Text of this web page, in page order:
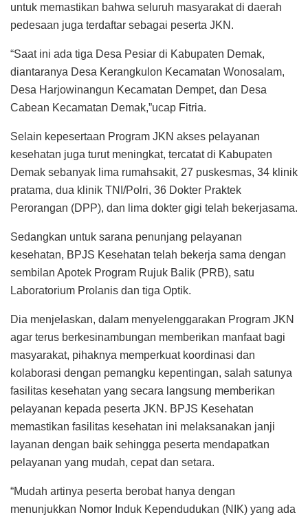
untuk memastikan bahwa seluruh masyarakat di daerah
pedesaan juga terdaftar sebagai peserta JKN.
“Saat ini ada tiga Desa Pesiar di Kabupaten Demak,
diantaranya Desa Kerangkulon Kecamatan Wonosalam,
Desa Harjowinangun Kecamatan Dempet, dan Desa
Cabean Kecamatan Demak,”ucap Fitria.
Selain kepesertaan Program JKN akses pelayanan
kesehatan juga turut meningkat, tercatat di Kabupaten
Demak sebanyak lima rumahsakit, 27 puskesmas, 34 klinik
pratama, dua klinik TNI/Polri, 36 Dokter Praktek
Perorangan (DPP), dan lima dokter gigi telah bekerjasama.
Sedangkan untuk sarana penunjang pelayanan
kesehatan, BPJS Kesehatan telah bekerja sama dengan
sembilan Apotek Program Rujuk Balik (PRB), satu
Laboratorium Prolanis dan tiga Optik.
Dia menjelaskan, dalam menyelenggarakan Program JKN
agar terus berkesinambungan memberikan manfaat bagi
masyarakat, pihaknya memperkuat koordinasi dan
kolaborasi dengan pemangku kepentingan, salah satunya
fasilitas kesehatan yang secara langsung memberikan
pelayanan kepada peserta JKN. BPJS Kesehatan
memastikan fasilitas kesehatan ini melaksanakan janji
layanan dengan baik sehingga peserta mendapatkan
pelayanan yang mudah, cepat dan setara.
“Mudah artinya peserta berobat hanya dengan
menunjukkan Nomor Induk Kependudukan (NIK) yang ada